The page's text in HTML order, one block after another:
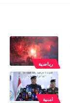
رياضية
امنية